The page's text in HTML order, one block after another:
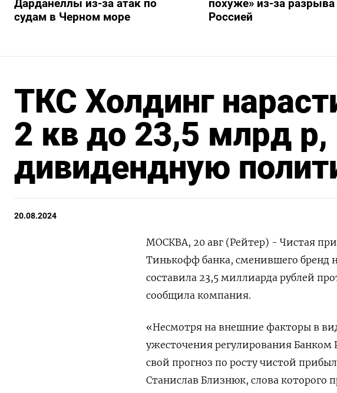
Дарданеллы из-за атак по
судам в Черном море
похуже» из-за разрыва
Россией
ТКС Холдинг
2 кв до 23,5 млрд
дивидендную
20.08.2024
МОСКВА, 20 авг (Рейтер) - Чистая
Тинькофф банка, сменившего бренд
составила 23,5 миллиарда рублей
сообщила компания.
«Несмотря на внешние факторы в
ужесточения регулирования
свой прогноз по росту чистой
Станислав Близнюк, слова которого